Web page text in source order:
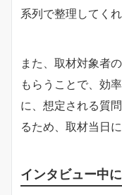
系列で整理してくれ
また、取材対象者
もらうことで、効
に、想定される質
るため、取材当日
インタビュー中